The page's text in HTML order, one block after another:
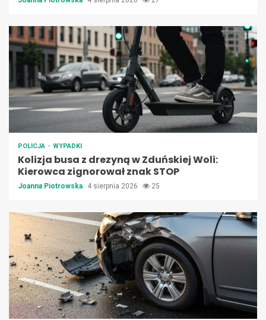
POLICJA WYPADKI
Kolizja busa z drezyną w Zduńskiej Woli:
Kierowca zignorował znak STOP
Joanna Piotrowska 4 sierpnia 2026 25